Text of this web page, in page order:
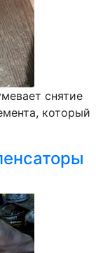
снятие
который